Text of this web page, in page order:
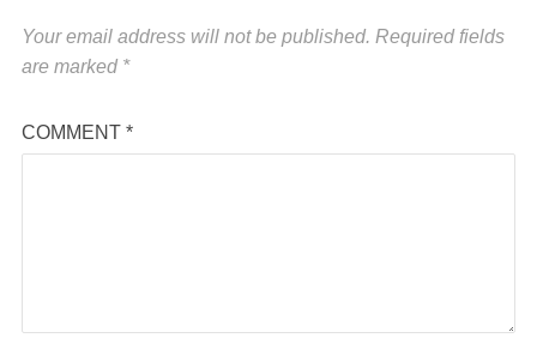
Your email address will not be published. Required fields
are marked *
COMMENT *